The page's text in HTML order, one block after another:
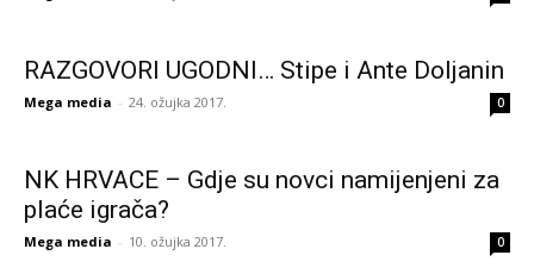
RAZGOVORI UGODNI… Stipe i Ante Doljanin
Mega media - 24. ožujka 2017. 0
NK HRVACE – Gdje su novci namijenjeni za
plaće igrača?
Mega media - 10. ožujka 2017. 0